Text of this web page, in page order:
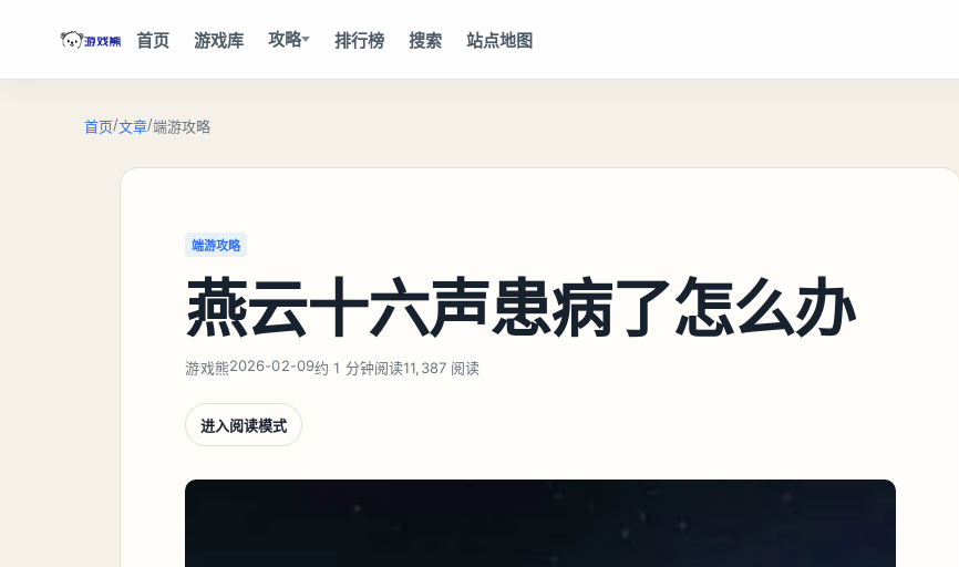
首页 游戏库 攻略 排行榜 搜索 站点地图
首页/文章/端游攻略
端游攻略
燕云十六声患病了怎么办
游戏熊2026-02-09约 1 分钟阅读11,387 阅读
进入阅读模式